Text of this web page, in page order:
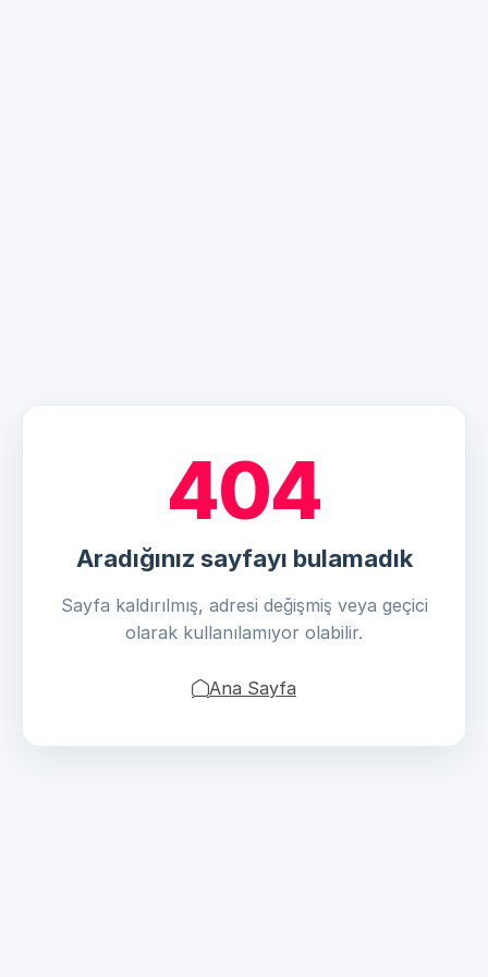
404
Aradığınız sayfayı bulamadık
Sayfa kaldırılmış, adresi değişmiş veya geçici
olarak kullanılamıyor olabilir.
Ana Sayfa